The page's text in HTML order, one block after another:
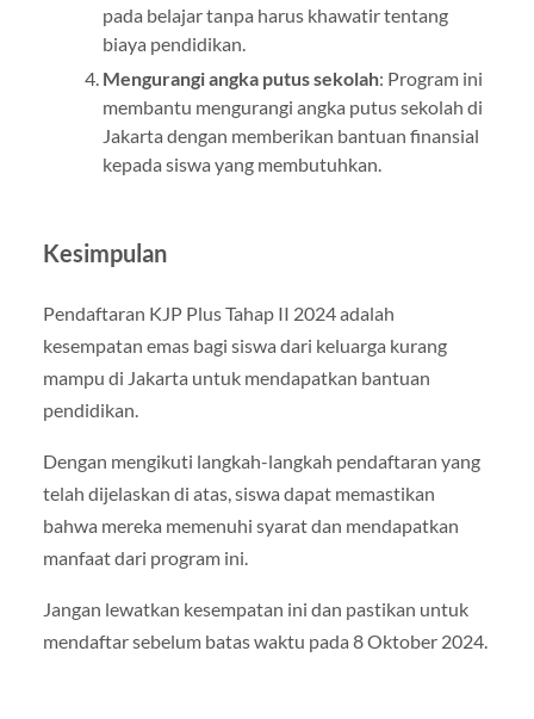
pada belajar tanpa harus khawatir tentang
biaya pendidikan.
Mengurangi angka putus sekolah: Program ini
membantu mengurangi angka putus sekolah di
Jakarta dengan memberikan bantuan finansial
kepada siswa yang membutuhkan.
Kesimpulan
Pendaftaran KJP Plus Tahap II 2024 adalah
kesempatan emas bagi siswa dari keluarga kurang
mampu di Jakarta untuk mendapatkan bantuan
pendidikan.
Dengan mengikuti langkah-langkah pendaftaran yang
telah dijelaskan di atas, siswa dapat memastikan
bahwa mereka memenuhi syarat dan mendapatkan
manfaat dari program ini.
Jangan lewatkan kesempatan ini dan pastikan untuk
mendaftar sebelum batas waktu pada 8 Oktober 2024.